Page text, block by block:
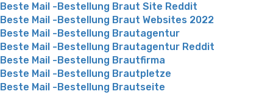
Beste Mail -Bestellung Braut Site Reddit
Beste Mail -Bestellung Braut Websites 2022
Beste Mail -Bestellung Brautagentur
Beste Mail -Bestellung Brautagentur Reddit
Beste Mail -Bestellung Brautfirma
Beste Mail -Bestellung Brautpletze
Beste Mail -Bestellung Brautseite